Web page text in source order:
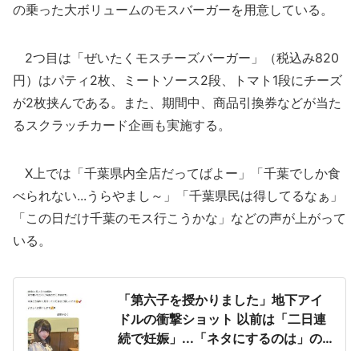
の乗った大ボリュームのモスバーガーを用意している。
2つ目は「ぜいたくモスチーズバーガー」（税込み820
円）はパティ2枚、ミートソース2段、トマト1段にチーズ
が2枚挟んである。また、期間中、商品引換券などが当た
るスクラッチカード企画も実施する。
X上では「千葉県内全店だってばよー」「千葉でしか食
べられない...うらやまし～」「千葉県民は得してるなぁ」
「この日だけ千葉のモス行こうかな」などの声が上がって
いる。
「第六子を授かりました」地下アイ
ドルの衝撃ショット 以前は「二日連
続で妊娠」...「ネタにするのは」の